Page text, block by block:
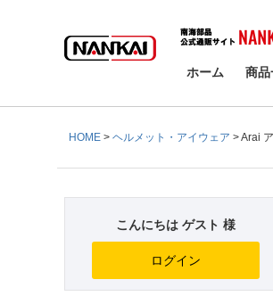
ホーム 商品
HOME ヘルメット・アイウェア Arai
こんにちは ゲスト 様
ログイン